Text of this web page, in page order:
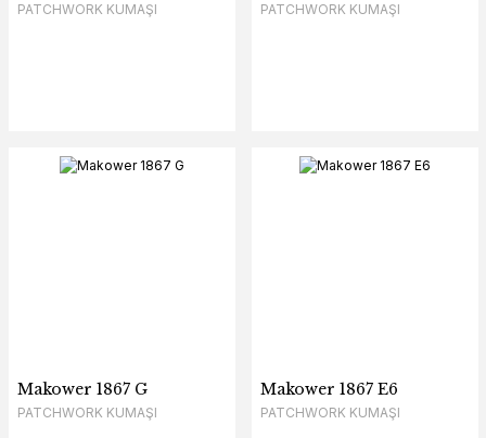
PATCHWORK KUMAŞI PATCHWORK KUMAŞI
Makower 1867 G
PATCHWORK KUMAŞI
Makower 1867 E6
PATCHWORK KUMAŞI